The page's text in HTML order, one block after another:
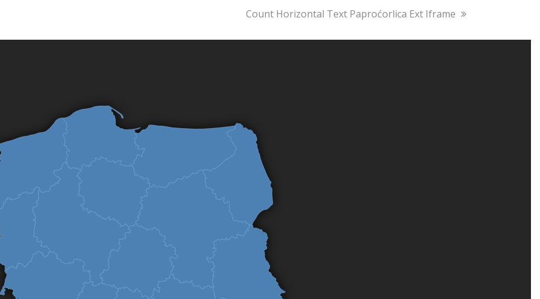
next
Count Horizontal Text Paproćorlica Ext Iframe